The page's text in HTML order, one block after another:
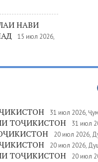
НАВИ
15 июл 2026,
31 июл 2026,
ТОҶИКИСТОН 31 июл
20 июл 2026,
20 июл 2026,
ТОҶИКИСТОН 20 июл